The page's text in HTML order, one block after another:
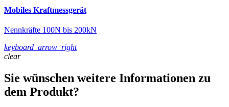
Mobiles Kraftmessgerät
Nennkräfte 100N bis 200kN
keyboard_arrow_right
clear
Sie wünschen weitere Informationen zu
dem Produkt?